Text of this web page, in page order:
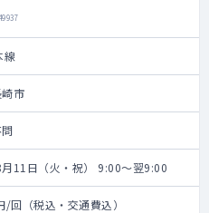
線
市
11日（火・祝） 9:00～翌9:00
回（税込・交通費込）